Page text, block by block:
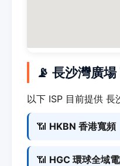
📡 長沙灣廣
以下 ISP 目前提供 長
📶 HKBN 香港寬頻
📶 HGC 環球全域